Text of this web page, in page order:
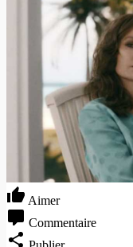
Aimer
Commentaire